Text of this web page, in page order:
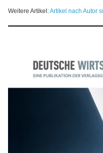
Weitere Artikel:Artikel nach Autor